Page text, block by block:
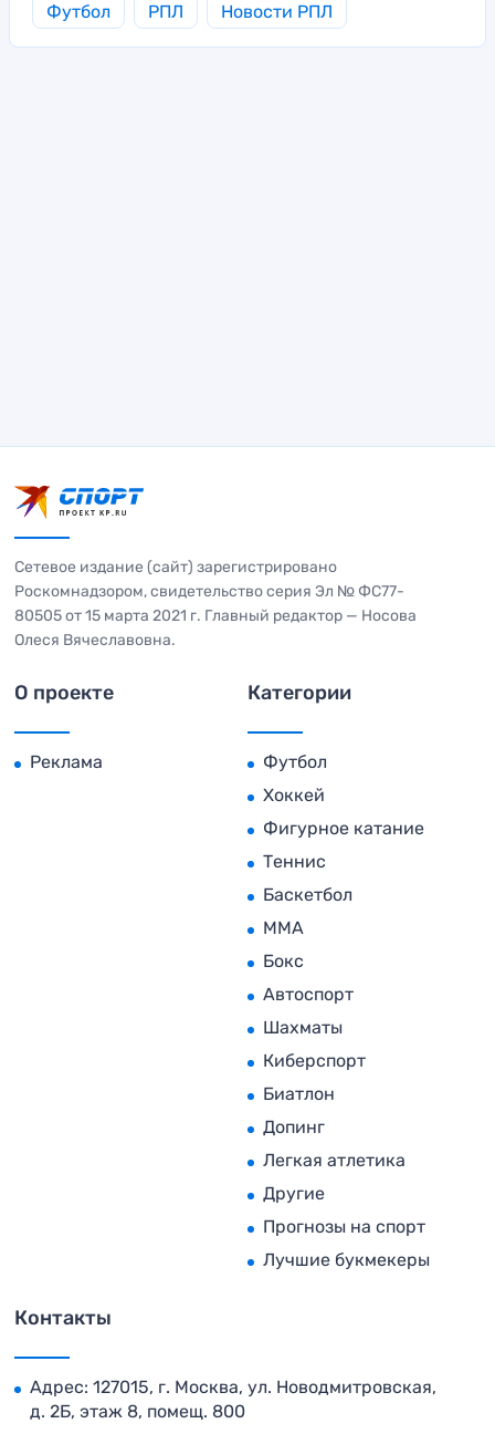
Футбол РПЛ Новости РПЛ
Сетевое издание (сайт) зарегистрировано
Роскомнадзором, свидетельство серия Эл № ФС77-
80505 от 15 марта 2021 г. Главный редактор — Носова
Олеся Вячеславовна.
О проекте
Реклама
Категории
Футбол
Хоккей
Фигурное катание
Теннис
Баскетбол
MMA
Бокс
Автоспорт
Шахматы
Киберспорт
Биатлон
Допинг
Легкая атлетика
Другие
Прогнозы на спорт
Лучшие букмекеры
Контакты
Адрес: 127015, г. Москва, ул. Новодмитровская,
д. 2Б, этаж 8, помещ. 800